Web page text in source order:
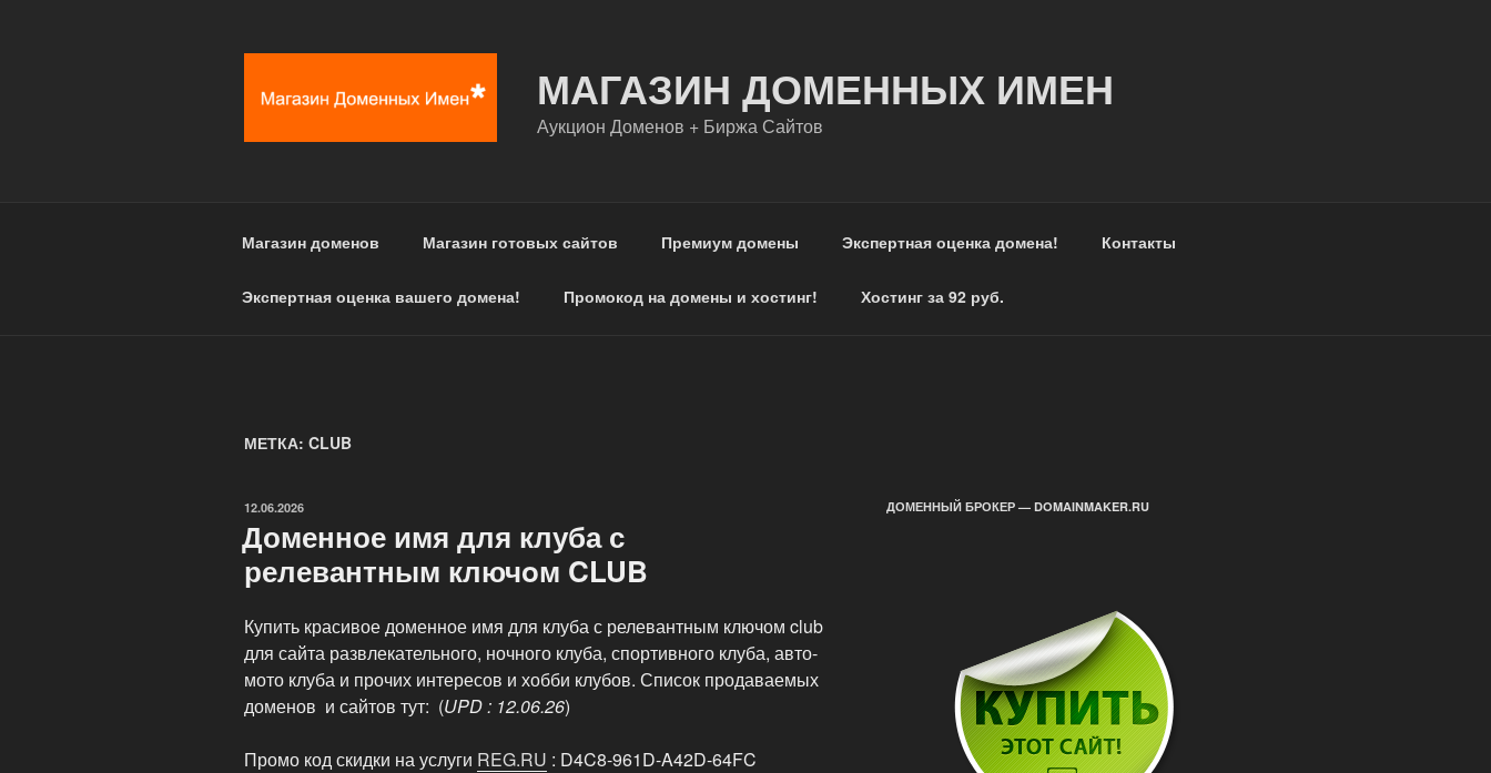
МАГАЗИН ДОМЕННЫХ ИМЕН
Аукцион Доменов + Биржа Сайтов
Магазин доменов Магазин готовых сайтов Премиум домены Экспертная оценка домена! Контакты
Экспертная оценка вашего домена! Промокод на домены и хостинг! Хостинг за 92 руб.
МЕТКА: CLUB
ОПУБЛИКОВАНО
12.06.2026
Доменное имя для клуба с
релевантным ключoм CLUB
Купить красивое доменное имя для клуба с релевантным ключом club
для сайта развлекательного, ночного клуба, спортивного клуба, авто-
мото клуба и прочих интересов и хобби клубов. Список продаваемых
доменов и сайтов тут: (UPD : 12.06.26)
Промо код скидки на услуги REG.RU : D4C8-961D-A42D-64FC
ДОМЕННЫЙ БРОКЕР — DOMAINMAKER.RU